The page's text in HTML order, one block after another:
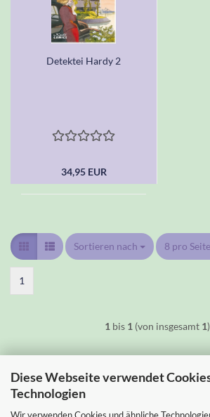
Diese Webseite verwendet
Technologien
Detektei Hardy 2
34,95 EUR
Sortieren nach
Sortieren nach 8 pro Seite
pro Seite
1
1 bis 1 (von insgesamt 1)